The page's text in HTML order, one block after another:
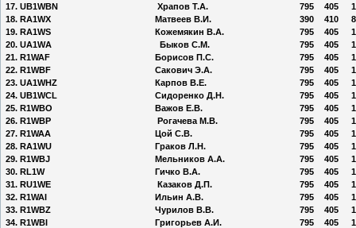
17. UB1WBN
Храпов Т.А. 795 405
18. RA1WX
Матвеев В.И. 390 410
19. RA1WS
Кожемякин В.А. 795 405
20. UA1WА
Быков С.М. 795 405
21. R1WAF
Борисов П.С. 795 405
22. R1WBF
Сакович Э.А. 795 405
23. UA1WHZ
Карпов В.Е. 795 405
24. UB1WCL
Сидоренко Д.Н. 795 405
25. R1WBO
Важов Е.В. 795 405
26. R1WBP
Рогачева М.В. 795 405
27. R1WAA
Цой С.В. 795 405
28. RA1WU
Граков Л.Н. 795 405
29. R1WBJ
Мельников А.А. 795 405
30. RL1W
Гичко В.А. 795 405
31. RU1WE
Казаков Д.П. 795 405
32. R1WAI
Ильин А.В. 795 405
33. R1WBZ
Чурилов В.В. 795 405
34. R1WBI
Григорьев А.И. 795 405